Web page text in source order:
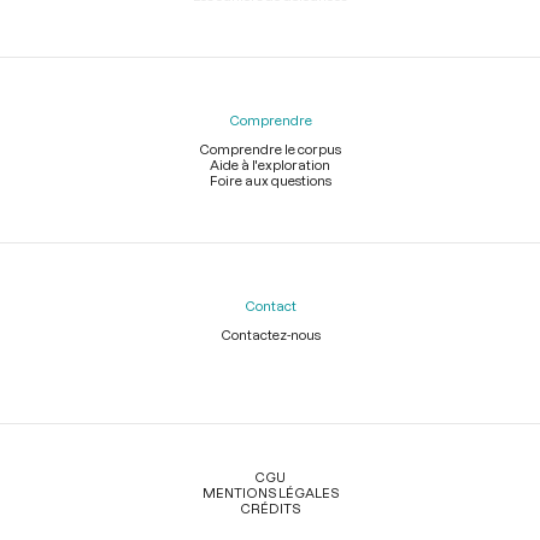
Comprendre
Comprendre le corpus
Aide à l'exploration
Foire aux questions
Contact
Contactez-nous
Légal
CGU
MENTIONS LÉGALES
CRÉDITS